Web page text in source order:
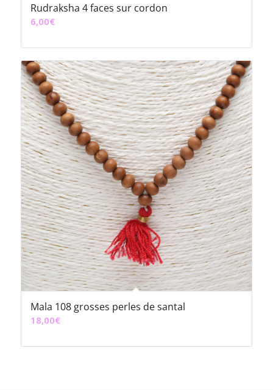
Rudraksha 4 faces sur cordon
6,00€
Mala 108 grosses perles de santal
18,00€